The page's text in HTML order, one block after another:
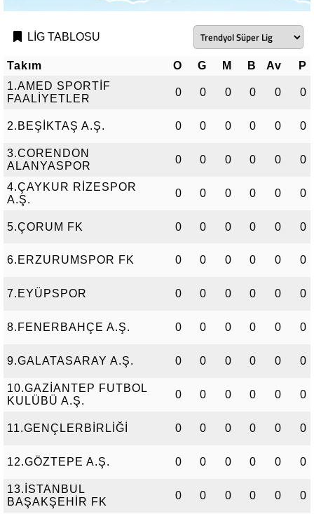
LİG TABLOSU
Takım O G M B Av
P
1.AMED SPORTİF
FAALİYETLER
0 0 0 0 0 0
2.BEŞİKTAŞ A.Ş. 0 0 0 0 0 0
3.CORENDON
ALANYASPOR
0 0 0 0 0 0
4.ÇAYKUR RİZESPOR
A.Ş.
0 0 0 0 0 0
5.ÇORUM FK 0 0 0 0 0 0
6.ERZURUMSPOR FK 0 0 0 0 0 0
7.EYÜPSPOR 0 0 0 0 0 0
8.FENERBAHÇE A.Ş. 0 0 0 0 0 0
9.GALATASARAY A.Ş. 0 0 0 0 0 0
10.GAZİANTEP FUTBOL
KULÜBÜ A.Ş.
0 0 0 0 0 0
11.GENÇLERBİRLİĞİ 0 0 0 0 0 0
12.GÖZTEPE A.Ş. 0 0 0 0 0 0
13.İSTANBUL
BAŞAKŞEHİR FK
0 0 0 0 0 0